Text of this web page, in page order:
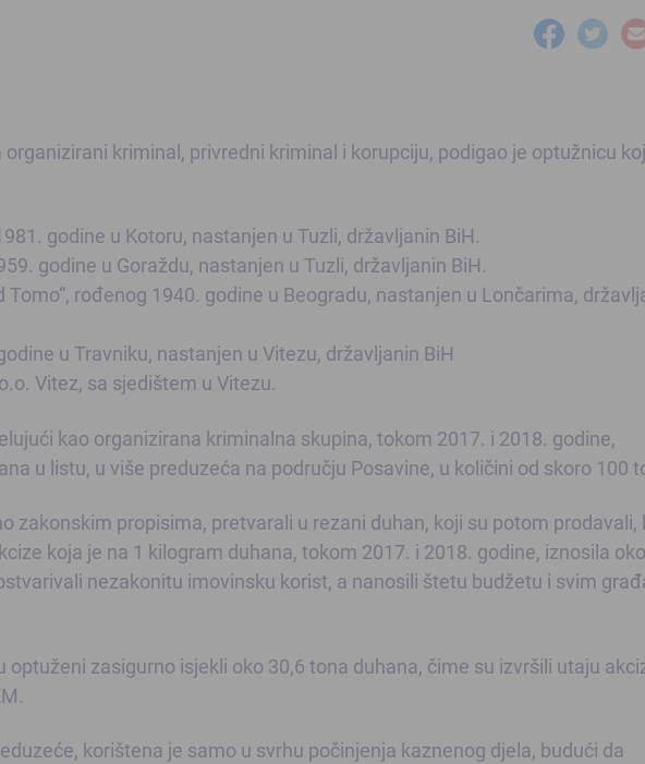
kriminal, privredni kriminal i korupciju, podigao je optužnicu
godine u Kotoru, nastanjen u Tuzli, državljanin BiH.
godine u Goraždu, nastanjen u Tuzli, državljanin BiH.
Tomo“, rođenog 1940. godine u Beogradu, nastanjen u Lončarima,
u Travniku, nastanjen u Vitezu, državljanin BiH
Vitez, sa sjedištem u Vitezu.
kao organizirana kriminalna skupina, tokom 2017. i 2018. godine,
u listu, u više preduzeća na području Posavine, u količini od skoro 100
zakonskim propisima, pretvarali u rezani duhan, koji su potom prodavali,
koja je na 1 kilogram duhana, tokom 2017. i 2018. godine, iznosila
nezakonitu imovinsku korist, a nanosili štetu budžetu i svim
optuženi zasigurno isjekli oko 30,6 tona duhana, čime su izvršili utaju
korištena je samo u svrhu počinjenja kaznenog djela, budući da